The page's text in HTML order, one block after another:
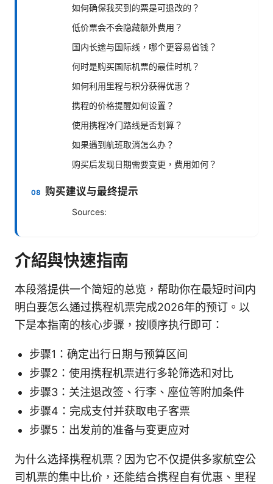
如何确保我买到的票是可退改的？
低价票会不会隐藏额外费用？
国内长途与国际线，哪个更容易省钱？
何时是购买国际机票的最佳时机？
如何利用里程与积分获得优惠？
携程的价格提醒如何设置？
使用携程冷门路线是否划算？
如果遇到航班取消怎么办？
购买后发现日期需要变更，费用如何？
购买建议与最终提示
Sources:
介紹與快速指南
本段落提供一个简短的总览，帮助你在最短时间内
明白要怎么通过携程机票完成2026年的预订。以
下是本指南的核心步骤，按顺序执行即可：
步骤1：确定出行日期与预算区间
步骤2：使用携程机票进行多轮筛选和对比
步骤3：关注退改签、行李、座位等附加条件
步骤4：完成支付并获取电子客票
步骤5：出发前的准备与变更应对
为什么选择携程机票？因为它不仅提供多家航空公
司机票的集中比价，还能结合携程自有优惠、里程